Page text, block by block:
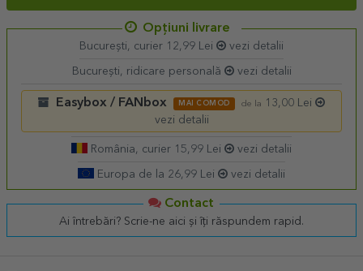
Opțiuni livrare
București, curier 12,99 Lei vezi detalii
București, ridicare personală vezi detalii
Easybox / FANbox MAI COMOD de la
13,00 Lei
vezi detalii
România, curier 15,99 Lei vezi detalii
Europa de la 26,99 Lei vezi detalii
Contact
Ai întrebări? Scrie-ne aici și îți răspundem rapid.